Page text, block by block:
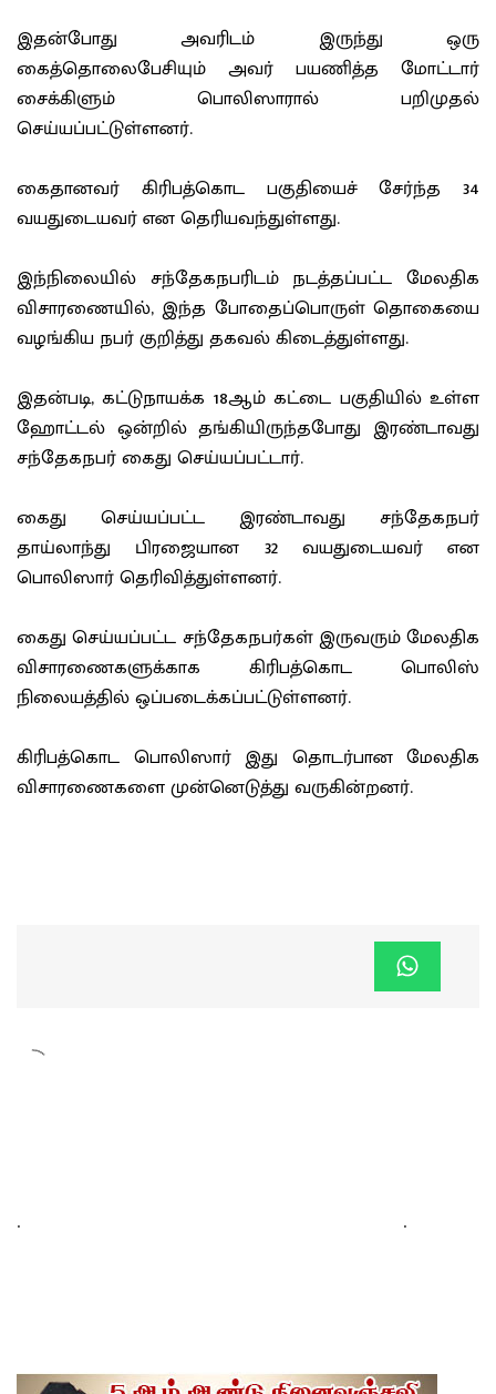
இதன்போது அவரிடம் இருந்து ஒரு
கைத்தொலைபேசியும் அவர் பயணித்த மோட்டார்
சைக்கிளும் பொலிஸாரால் பறிமுதல்
செய்யப்பட்டுள்ளனர்.
கைதானவர் கிரிபத்கொட பகுதியைச் சேர்ந்த 34
வயதுடையவர் என தெரியவந்துள்ளது.
இந்நிலையில் சந்தேகநபரிடம் நடத்தப்பட்ட மேலதிக
விசாரணையில், இந்த போதைப்பொருள் தொகையை
வழங்கிய நபர் குறித்து தகவல் கிடைத்துள்ளது.
இதன்படி, கட்டுநாயக்க 18ஆம் கட்டை பகுதியில் உள்ள
ஹோட்டல் ஒன்றில் தங்கியிருந்தபோது இரண்டாவது
சந்தேகநபர் கைது செய்யப்பட்டார்.
கைது செய்யப்பட்ட இரண்டாவது சந்தேகநபர்
தாய்லாந்து பிரஜையான 32 வயதுடையவர் என
பொலிஸார் தெரிவித்துள்ளனர்.
கைது செய்யப்பட்ட சந்தேகநபர்கள் இருவரும் மேலதிக
விசாரணைகளுக்காக கிரிபத்கொட பொலிஸ்
நிலையத்தில் ஒப்படைக்கப்பட்டுள்ளனர்.
கிரிபத்கொட பொலிஸார் இது தொடர்பான மேலதிக
விசாரணைகளை முன்னெடுத்து வருகின்றனர்.
. .